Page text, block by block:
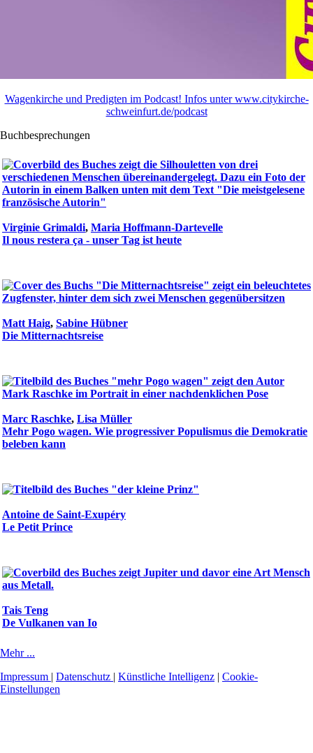
Wagenkirche und Predigten im Podcast! Infos unter www.citykirche-
schweinfurt.de/podcast
Buchbesprechungen
Virginie Grimaldi, Maria Hoffmann-Dartevelle
Il nous restera ça - unser Tag ist heute
Matt Haig, Sabine Hübner
Die Mitternachtsreise
Marc Raschke, Lisa Müller
Mehr Pogo wagen. Wie progressiver Populismus die Demokratie
beleben kann
Antoine de Saint-Exupéry
Le Petit Prince
Tais Teng
De Vulkanen van Io
Mehr ...
Impressum | Datenschutz | Künstliche Intelligenz | Cookie-
Einstellungen